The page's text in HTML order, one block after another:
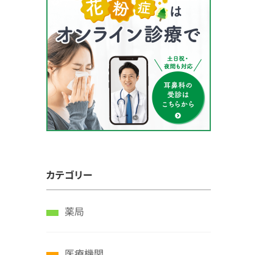
カテゴリー
薬局